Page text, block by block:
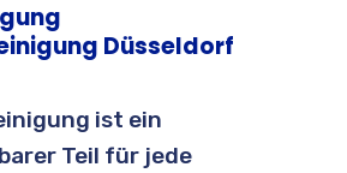
Düsseldorf
ist ein
Teil für jede